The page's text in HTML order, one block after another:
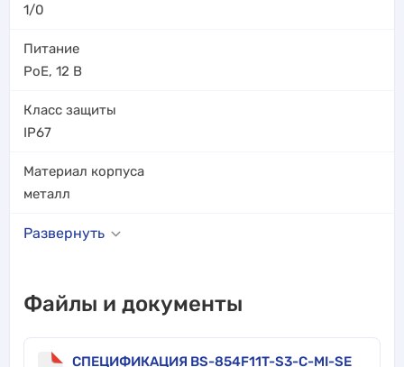
1/0
Питание
PoE, 12 В
Класс защиты
IP67
Материал корпуса
металл
Развернуть
Файлы и документы
СПЕЦИФИКАЦИЯ BS-854F11T-S3-C-MI-SE